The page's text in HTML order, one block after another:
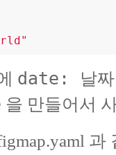
date: 날짜
을 만들어서